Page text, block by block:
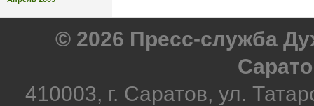
© 2026 Пресс-служба
410003, г. Саратов, ул.